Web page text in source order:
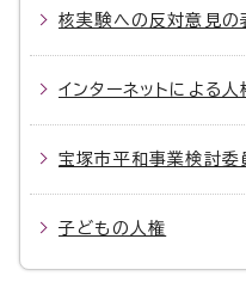
核実験への反対意見の
インターネットによる
宝塚市平和事業検討委
子どもの人権